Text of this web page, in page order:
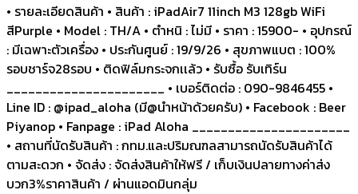
• รายละเอียดสินค้า • สินค้า : iPadAir7 11inch M3 128gb WiFi
สีPurple • Model : TH/A • ตำหนิ : ไม่มี • ราคา : 15900- • อุปกรณ์
: มีเฉพาะตัวเครื่อง • ประกันศูนย์ : 19/9/26 • สุขภาพแบต : 100%
รอบชาร์จ28รอบ • ติดฟิล์มกระจกเเล้ว • รับซื้อ รับเทิร์น
______________________ • เบอร์ติดต่อ : 090-9846455 •
Line ID : @ipad_aloha (มี@นำหน้าด้วยครับ) • Facebook : Beer
Piyanop • Fanpage : iPad Aloha ______________________
• สถานที่นัดรับสินค้า : กทม.และปริมณฑลสามารถนัดรับสินค้าได้
ตามสะดวก • จัดส่ง : จัดส่งสินค้าให้ฟรี / เก็บเงินปลายทางค่าส่ง
บวก3%ราคาสินค้า / ผ่านแอดมินกลุ่ม